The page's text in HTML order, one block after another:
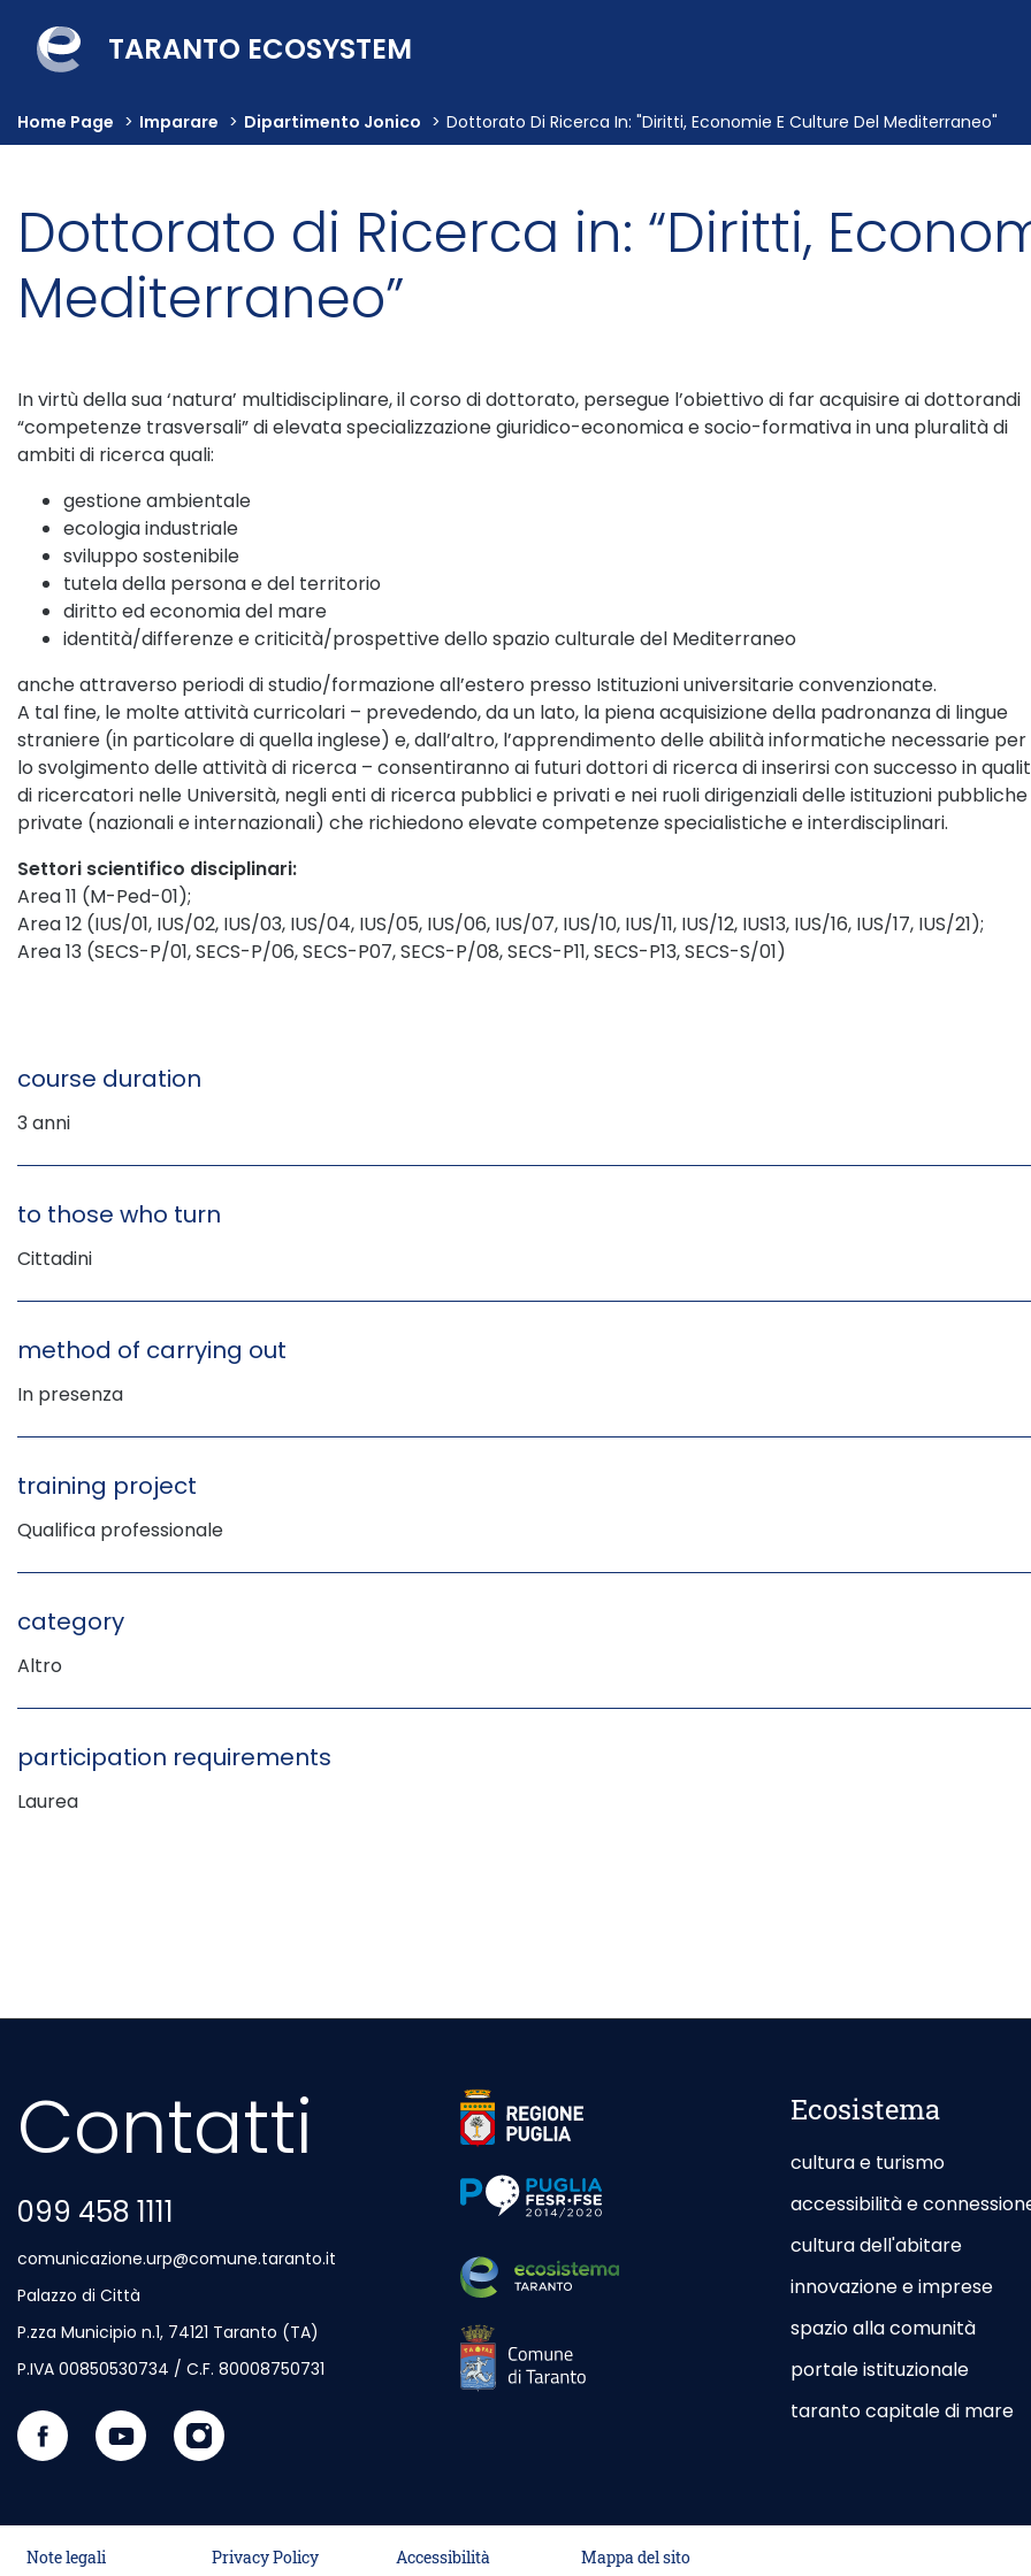
TARANTO ECOSYSTEM
Home Page > Imparare > Dipartimento Jonico > Dottorato Di Ricerca In: "Diritti, Economie E Culture Del Mediterraneo"
Dottorato di Ricerca in: “Diritti,
Mediterraneo”
In virtù della sua ‘natura’ multidisciplinare, il corso di dottorato, persegue l’obiettivo di far acquisire ai dottorandi
“competenze trasversali” di elevata specializzazione giuridico-economica e socio-formativa in una pluralità di
ambiti di ricerca quali:
gestione ambientale
ecologia industriale
sviluppo sostenibile
tutela della persona e del territorio
diritto ed economia del mare
identità/differenze e criticità/prospettive dello spazio culturale del Mediterraneo
anche attraverso periodi di studio/formazione all’estero presso Istituzioni universitarie convenzionate.
A tal fine, le molte attività curricolari – prevedendo, da un lato, la piena acquisizione della padronanza di lingue
straniere (in particolare di quella inglese) e, dall’altro, l’apprendimento delle abilità informatiche necessarie per
lo svolgimento delle attività di ricerca – consentiranno ai futuri dottori di ricerca di inserirsi con successo in
di ricercatori nelle Università, negli enti di ricerca pubblici e privati e nei ruoli dirigenziali delle istituzioni
private (nazionali e internazionali) che richiedono elevate competenze specialistiche e interdisciplinari.
Settori scientifico disciplinari:
Area 11 (M-Ped-01);
Area 12 (IUS/01, IUS/02, IUS/03, IUS/04, IUS/05, IUS/06, IUS/07, IUS/10, IUS/11, IUS/12, IUS13, IUS/16, IUS/17, IUS/21);
Area 13 (SECS-P/01, SECS-P/06, SECS-P07, SECS-P/08, SECS-P11, SECS-P13, SECS-S/01)
course duration
3 anni
to those who turn
Cittadini
method of carrying out
In presenza
training project
Qualifica professionale
category
Altro
participation requirements
Laurea
Contatti
099 458 1111
comunicazione.urp@comune.taranto.it
Palazzo di Città
P.zza Municipio n.1, 74121 Taranto (TA)
P.IVA 00850530734 / C.F. 80008750731
Seguici su Facebook
Outdoor Site - Opening in New Card
Visita il nostro canale Youtube
Outdoor Site - Opening in New Card
Seguici su Instagram
Outdoor Site - Opening in New Card
Outdoor Site - Opening in New Card
Outdoor Site - Opening in New Card
Outdoor Site - Opening in New Card
Ecosistema
cultura e turismo
accessibilità e
cultura dell'abitare
innovazione e imprese
spazio alla comunità
portale istituzionale
taranto capitale di mare
Note legali Privacy Policy Accessibilità Mappa del sito